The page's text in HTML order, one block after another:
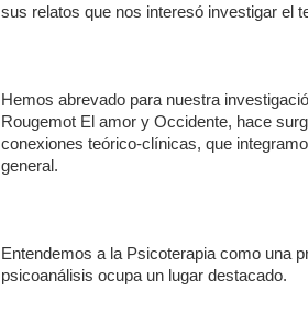
sus relatos que nos interesó investigar el
Hemos abrevado para nuestra
Rougemot El amor y Occidente, hace
conexiones teórico-clínicas, que
general.
Entendemos a la Psicoterapia como una
psicoanálisis ocupa un lugar destacado.